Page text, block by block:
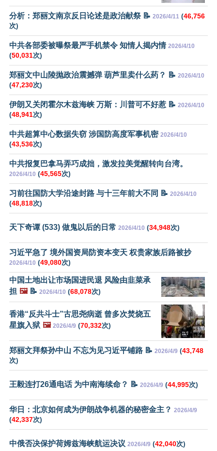
分析：郑丽文南京反日论述是政治献祭 📝 2026/4/11 (46,756
次)
中共各部委被曝祭最严手机禁令 知情人揭内情 2026/4/10
(50,031次)
郑丽文中山陵抛政治震撼弹 葫芦里卖什么药？ 📝 2026/4/10
(47,230次)
伊朗又关闭霍尔木兹海峡 万斯：川普可不好惹 📝 2026/4/10
(48,941次)
中共超算中心数据失窃 涉国防高度军事机密 2026/4/10
(43,536次)
中共报复巴拿马弄巧成拙，激发拉美觉醒转向台湾。
2026/4/10 (45,565次)
习前往国防大学沿途封路 与十三年前大不同 📝 2026/4/10
(48,818次)
天下奇谭 (533) 做鬼以后的日常 2026/4/10 (34,948次)
习近平急了 境外国资局防资本变天 权贵家族后路被抄
2026/4/10 (49,080次)
中国土地出让市场国进民退 风险由韭菜承
担 🖼️📝 2026/4/10 (68,078次)
香港“反共斗士”古思尧病逝 曾多次焚烧五
星旗入狱 🖼️ 2026/4/9 (70,332次)
郑丽文拜祭孙中山 不忘为见习近平铺路 📝 2026/4/9 (43,748
次)
王毅连打26通电话 为中南海续命？ 📝 2026/4/9 (44,995次)
华日：北京如何成为伊朗战争机器的秘密金主？ 2026/4/9
(42,337次)
中俄否决保护荷姆兹海峡航运决议 2026/4/9 (42,040次)